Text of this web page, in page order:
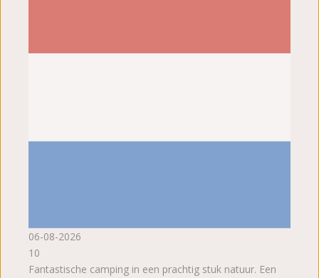
06-08-2026
10
Fantastische camping in een prachtig stuk natuur. Een